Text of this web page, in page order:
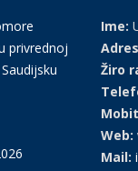
privrednoj
Ime:
Žiro
Web:
Mail: